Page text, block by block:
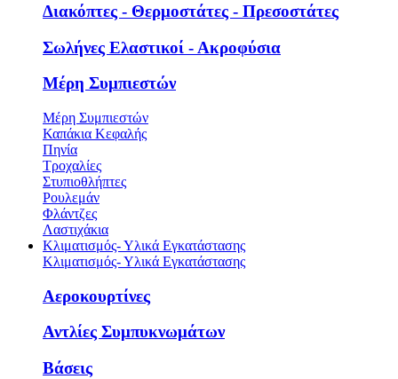
Διακόπτες - Θερμοστάτες - Πρεσοστάτες
Σωλήνες Ελαστικοί - Ακροφύσια
Μέρη Συμπιεστών
Μέρη Συμπιεστών
Καπάκια Κεφαλής
Πηνία
Τροχαλίες
Στυπιοθλήπτες
Ρουλεμάν
Φλάντζες
Λαστιχάκια
Κλιματισμός- Υλικά Εγκατάστασης
Κλιματισμός- Υλικά Εγκατάστασης
Αεροκουρτίνες
Αντλίες Συμπυκνωμάτων
Βάσεις